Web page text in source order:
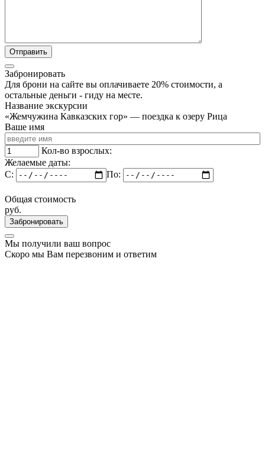
Забронировать
Для брони на сайте вы оплачиваете 20% стоимости, а
остальные деньги - гиду на месте.
Название экскурсии
«Жемчужина Кавказских гор» — поездка к озеру Рица
Ваше имя
Кол-во взрослых:
Желаемые даты:
C:
По:
Общая стоимость
руб.
Забронировать
Мы получили ваш вопрос
Скоро мы Вам перезвоним и ответим